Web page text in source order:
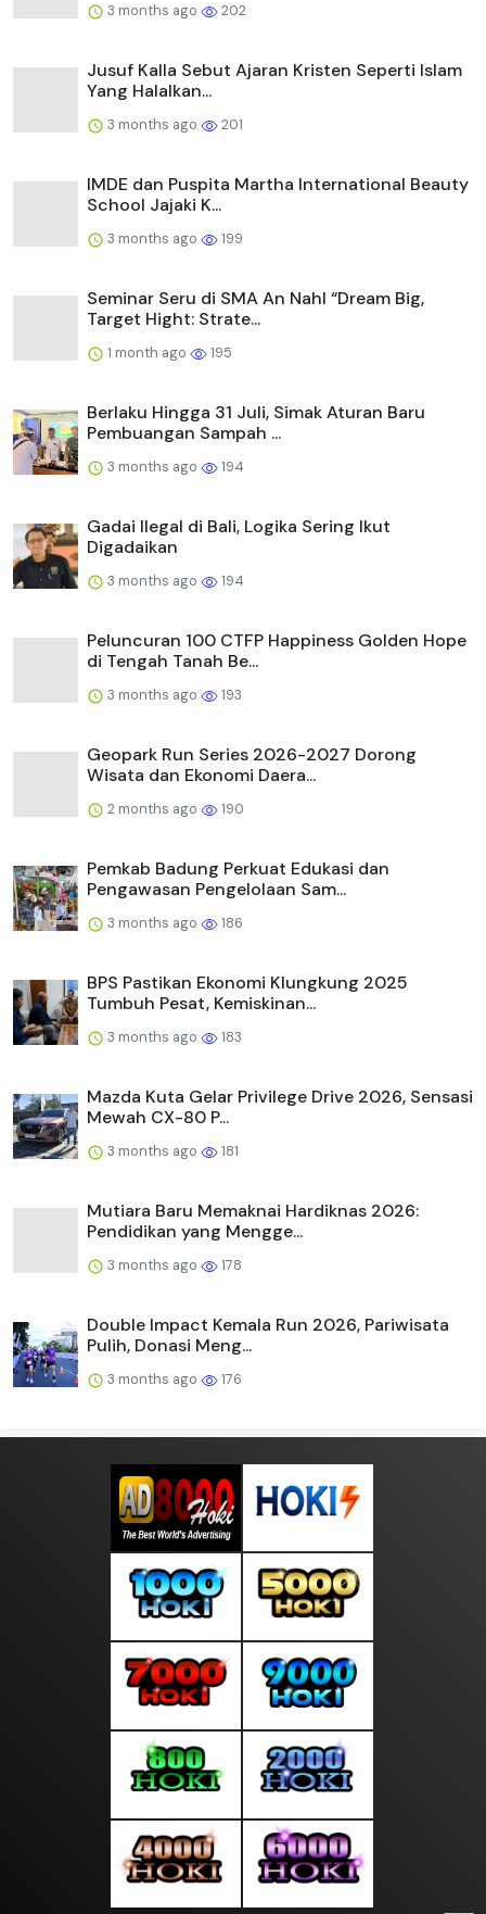
3 months ago 202
Jusuf Kalla Sebut Ajaran Kristen Seperti Islam
Yang Halalkan...
3 months ago 201
IMDE dan Puspita Martha International Beauty
School Jajaki K...
3 months ago 199
Seminar Seru di SMA An Nahl “Dream Big,
Target Hight: Strate...
1 month ago 195
Berlaku Hingga 31 Juli, Simak Aturan Baru
Pembuangan Sampah ...
3 months ago 194
Gadai Ilegal di Bali, Logika Sering Ikut
Digadaikan
3 months ago 194
Peluncuran 100 CTFP Happiness Golden Hope
di Tengah Tanah Be...
3 months ago 193
Geopark Run Series 2026-2027 Dorong
Wisata dan Ekonomi Daera...
2 months ago 190
Pemkab Badung Perkuat Edukasi dan
Pengawasan Pengelolaan Sam...
3 months ago 186
BPS Pastikan Ekonomi Klungkung 2025
Tumbuh Pesat, Kemiskinan...
3 months ago 183
Mazda Kuta Gelar Privilege Drive 2026, Sensasi
Mewah CX-80 P...
3 months ago 181
Mutiara Baru Memaknai Hardiknas 2026:
Pendidikan yang Mengge...
3 months ago 178
Double Impact Kemala Run 2026, Pariwisata
Pulih, Donasi Meng...
3 months ago 176